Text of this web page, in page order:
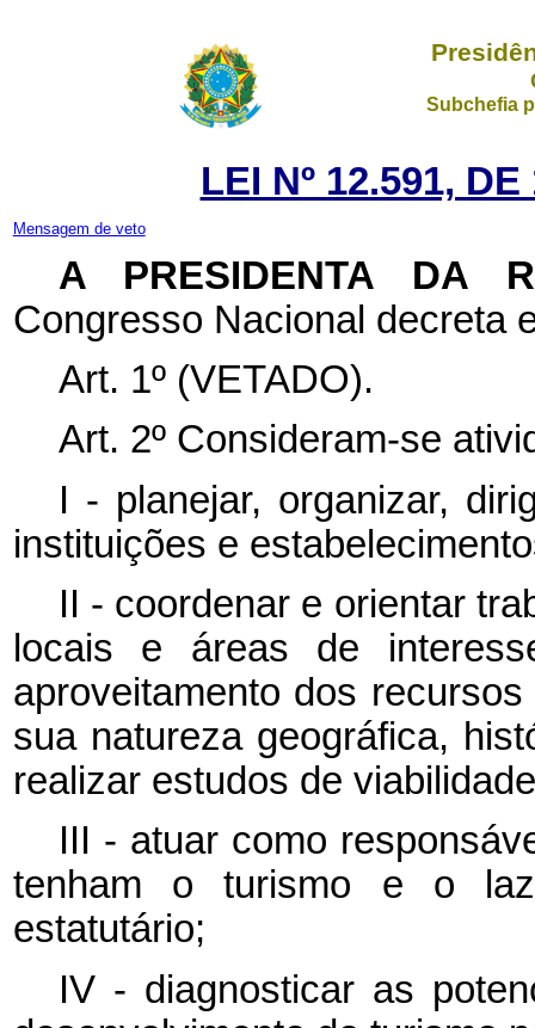
Subchefia
LEI Nº 12.591,
Mensagem de veto
A PRESIDENTA DA
Congresso Nacional decreta
Art. 1º (VETADO).
Art. 2º Consideram-se
I - planejar, organizar,
instituições e
II - coordenar e orientar
locais e áreas de
aproveitamento dos
sua natureza geográfica,
realizar estudos de
III - atuar como
tenham o turismo e o
estatutário;
IV - diagnosticar as